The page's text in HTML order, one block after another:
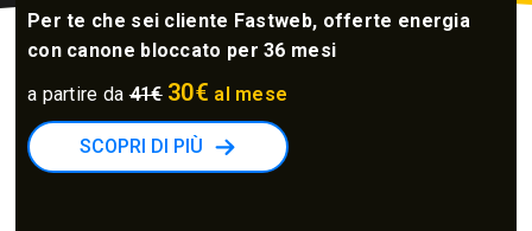
Per te che sei cliente Fastweb, offerte energia
con canone bloccato per 36 mesi
a partire da41€ 30€ al mese
SCOPRI DI PIÙ